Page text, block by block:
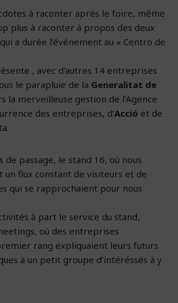
à raconter après le foire, même
plus à raconter à propos des deux
a durée l’événement au « Centro de
, avec d’autres 14 entreprises
le parapluie de la Generalitat de
la merveilleuse gestion de l’Agence
des entreprises, d’Acció et de
de passage, le stand 16, où nous
un flux constant de visiteurs et de
qui se rapprochaient pour nous
à part le service du stand,
où des entreprises
rang expliquaient leurs futurs
à un petit groupe d’intéréssés à y